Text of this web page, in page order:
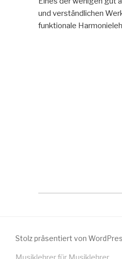
und verständlichen
funktionale
Stolz präsentiert von